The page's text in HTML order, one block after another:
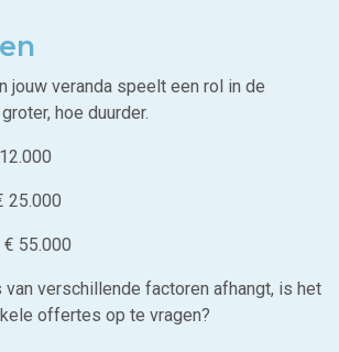
jouw veranda speelt een rol in de
hoe duurder.
25.000
€ 55.000
verschillende factoren afhangt, is het
offertes op te vragen?